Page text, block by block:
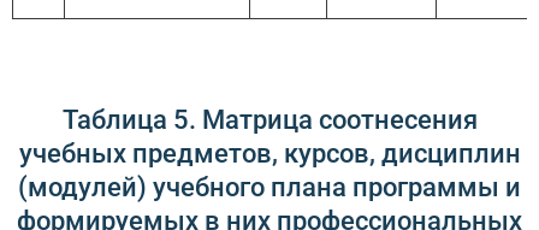
Таблица 5. Матрица соотнесения
учебных предметов, курсов, дисциплин
(модулей) учебного плана программы и
формируемых в них профессиональных